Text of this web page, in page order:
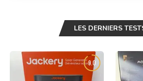
LES DERNIERS
9.0